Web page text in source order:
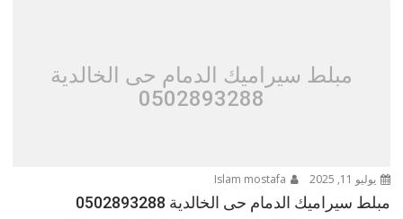
مبلط سيراميك الدمام حى الخالدية
0502893288
يوليو 11, 2025
مبلط سيراميك الدمام حى الخالدية 0502893288